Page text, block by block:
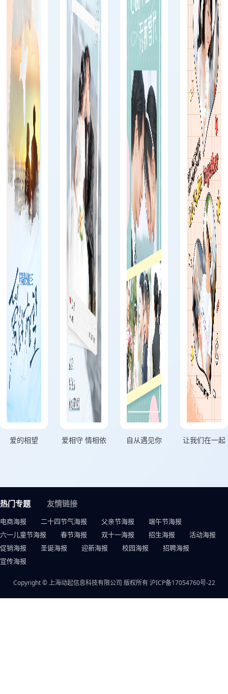
爱的相望 爱相守 情相依 自从遇见你 让我们在一起
热门专题 友情链接
电商海报 二十四节气海报 父亲节海报
端午节海报
六一儿童节海报
春节海报 双十一海报 招生海报
活动海报
促销海报
圣诞海报 迎新海报 校园海报
招聘海报
宣传海报
Copyright © 上海动起信息科技有限公司 版权所有沪ICP备17054760号-22